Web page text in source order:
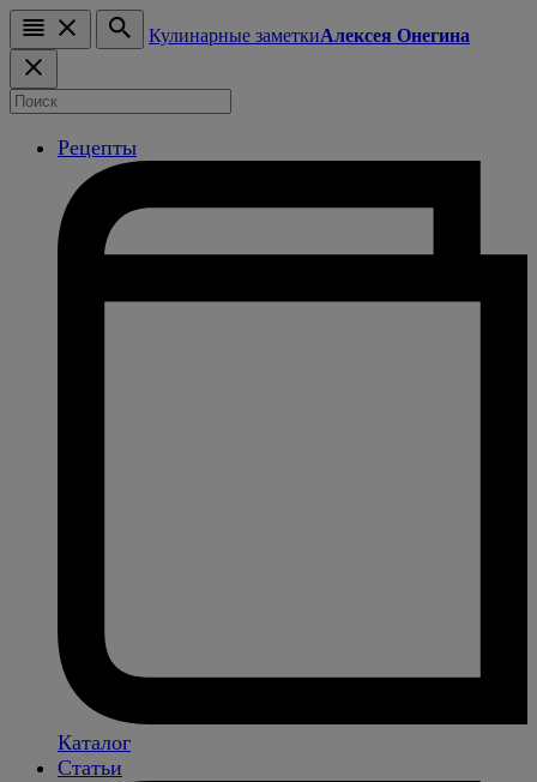
Кулинарные заметкиАлексея Онегина
Рецепты
Каталог
Статьи